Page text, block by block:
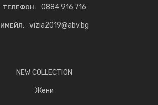
ТЕЛЕФОН: 0884 916 716
ИМЕЙЛ: vizia2019@abv.bg
NEW COLLECTION
Жени